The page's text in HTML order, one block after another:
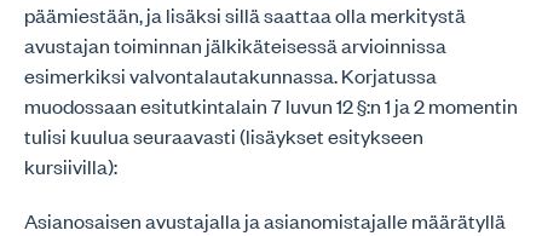
päämiestään, ja lisäksi sillä saattaa olla merkitystä
avustajan toiminnan jälkikäteisessä arvioinnissa
esimerkiksi valvontalautakunnassa. Korjatussa
muodossaan esitutkintalain 7 luvun 12 §:n 1 ja 2 momentin
tulisi kuulua seuraavasti (lisäykset esitykseen
kursiivilla):
Asianosaisen avustajalla ja asianomistajalle määrätyllä